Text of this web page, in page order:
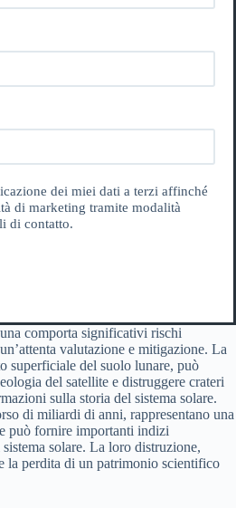
dei miei dati a terzi affinché
di marketing tramite modalità
di contatto.
comporta significativi rischi
valutazione e mitigazione. La
superficiale del suolo lunare, può
del satellite e distruggere crateri
sulla storia del sistema solare.
di miliardi di anni, rappresentano una
può fornire importanti indizi
solare. La loro distruzione,
la perdita di un patrimonio scientifico